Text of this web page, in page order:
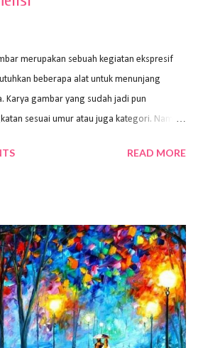
merupakan sebuah kegiatan ekspresif
beberapa alat untuk menunjang
Karya gambar yang sudah jadi pun
sesuai umur atau juga kategori. Namun,
Peran alat dan bahan sangat
sesuai jenisnya. Berikut peralatan
Gambar Kegiatan menggambar
baik agar proses pembuatan gambar lebih
kertas yang baik salah satu syaratnya
mengingat menggambar merupakan
Kertas adalah bahan yang paling
READ MORE